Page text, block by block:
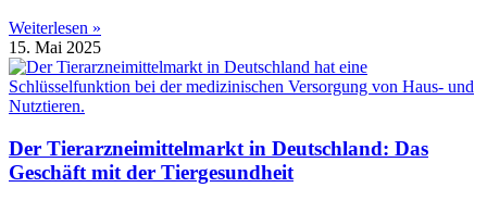
Weiterlesen »
15. Mai 2025
Der Tierarzneimittelmarkt in Deutschland: Das
Geschäft mit der Tiergesundheit